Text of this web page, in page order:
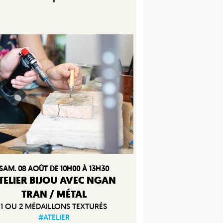
08 AOÛT DE 10H00 À 13H30
BIJOU AVEC NGAN
TRAN / MÉTAL
1 OU 2 MÉDAILLONS TEXTURÉS
#ATELIER